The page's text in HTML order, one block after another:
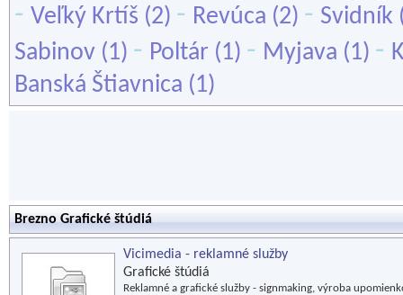
- Veľký Krtíš (2) - Revúca (2) - Svidník
Sabinov (1) - Poltár (1) - Myjava (1) -
Banská Štiavnica (1)
Brezno Grafické štúdiá
Vicimedia - reklamné služby
Grafické štúdiá
Reklamné a grafické služby - signmaking, výroba